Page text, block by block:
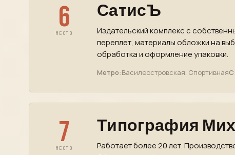
6
МЕСТО
СатисЪ
Издательский комплекс с
переплет, материалы обложки на
обработка и оформление упаковки.
Метро:Василеостровская, СпортивнаяС:
7
МЕСТО
Типография
Работает более 20 лет.